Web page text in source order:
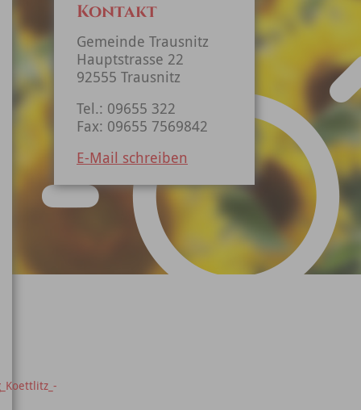
Kontakt
Gemeinde Trausnitz
Hauptstrasse 22
92555 Trausnitz
Tel.: 09655 322
Fax: 09655 7569842
E-Mail schreiben